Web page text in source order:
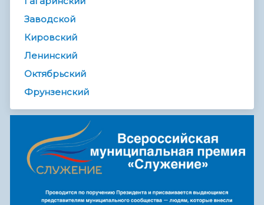
Заводской
Кировский
Ленинский
Октябрьский
Фрунзенский